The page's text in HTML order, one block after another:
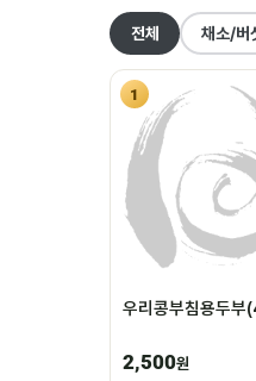
전체 채소/버
1
우리콩부침용두
2,500원